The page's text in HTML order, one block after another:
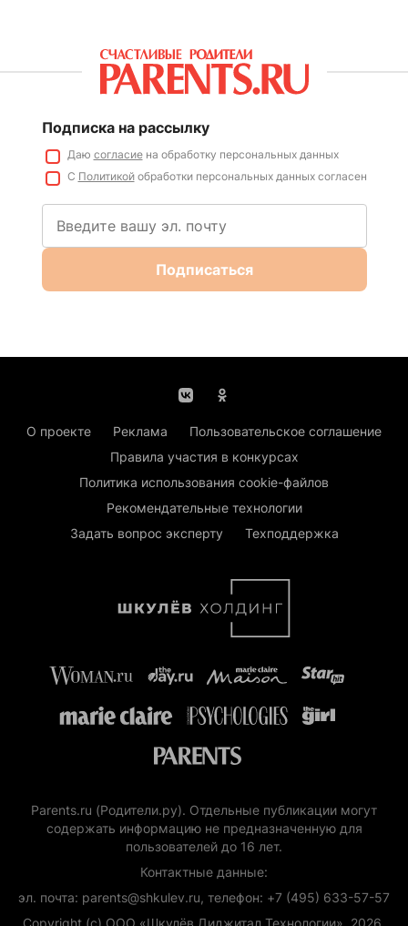
Подписка на рассылку
Даю согласиена обработку персональных данных
С Политикойобработки персональных данных согласен
Подписаться
О проекте Реклама
Пользовательское соглашение
Правила участия в конкурсах
Политика использования cookie-файлов
Рекомендательные технологии
Задать вопрос эксперту
Техподдержка
Parents.ru (Родители.ру). Отдельные публикации могут
содержать информацию не предназначенную для
пользователей до 16 лет.
Контактные данные:
эл. почта: parents@shkulev.ru, телефон: +7 (495) 633-57-57
Copyright (с) ООО «Шкулёв Диджитал Технологии», 2026.